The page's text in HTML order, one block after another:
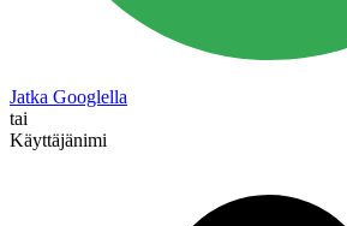
Jatka Googlella
tai
Käyttäjänimi